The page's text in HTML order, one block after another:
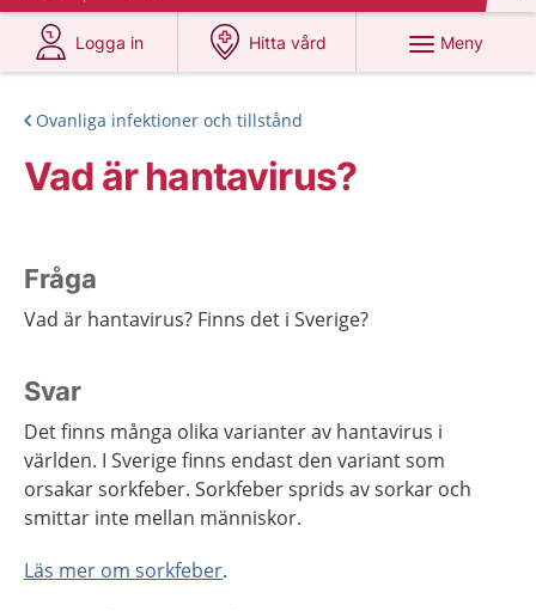
Logga in
på 1177.se
Hitta vård
på 1177.se
Meny
Ovanliga infektioner och tillstånd
Vad är hantavirus?
Fråga
Vad är hantavirus? Finns det i Sverige?
Svar
Det finns många olika varianter av hantavirus i
världen. I Sverige finns endast den variant som
orsakar sorkfeber. Sorkfeber sprids av sorkar och
smittar inte mellan människor.
Läs mer om sorkfeber.